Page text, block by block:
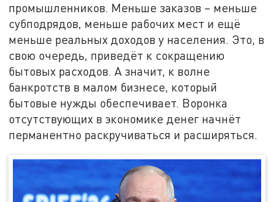
промышленников. Меньше заказов – меньше
субподрядов, меньше рабочих мест и ещё
меньше реальных доходов у населения. Это, в
свою очередь, приведёт к сокращению
бытовых расходов. А значит, к волне
банкротств в малом бизнесе, который
бытовые нужды обеспечивает. Воронка
отсутствующих в экономике денег начнёт
перманентно раскручиваться и расширяться.